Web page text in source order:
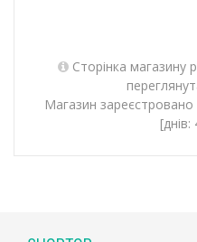
Сторінка магазину
Магазин